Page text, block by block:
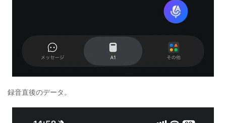
録音直後のデータ。